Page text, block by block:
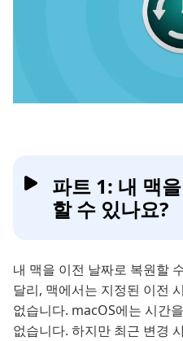
파트 1: 내 맥
할 수 있나요?
내 맥을 이전 날짜로 복원할
달리, 맥에서는 지정된 이전
없습니다. macOS에는 시간
없습니다. 하지만 최근 변경